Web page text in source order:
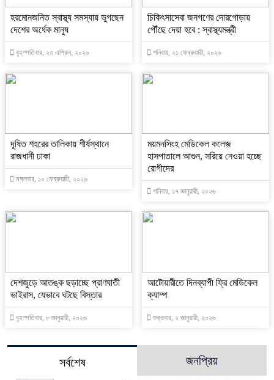
হরমোনজনিত স্বাস্থ্য সমস্যায় ভুগছেন
দেশের অর্ধেক মানুষ
বৃহস্পতিবার, ২৩ এপ্রিল, ২০২৬
চিকিৎসাসেবা জনগণের দোরগোড়ায়
পৌঁছে দেয়া হবে : স্বাস্থ্যমন্ত্রী
শনিবার, ২১ ফেব্রুয়ারী, ২০২৬
দূষিত শহরের তালিকায় শীর্ষস্থানে
রাজধানী ঢাকা
মঙ্গলবার, ১০ ফেব্রুয়ারী, ২০২৬
ময়মনসিংহ মেডিকেল কলেজ
হাসপাতালে আগুন, সরিয়ে নেওয়া হচ্ছে
রোগীদের
শনিবার, ১৭ জানুয়ারী, ২০২৬
দেশজুড়ে আতঙ্ক ছড়াচ্ছে প্রাণঘাতী
ভাইরাস, যেভাবে ঘটছে বিস্তার
বৃহস্পতিবার, ৮ জানুয়ারী, ২০২৬
আটোয়ারীতে দিনব্যাপী ফ্রি মেডিকেল
ক্যাম্প
শুক্রবার, ২ জানুয়ারী, ২০২৬
সর্বশেষ জনপ্রিয়